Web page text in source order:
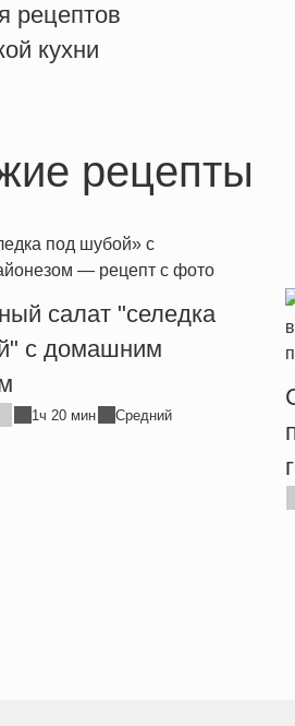
рецептов
кухни
рецепты
салат "селедка
с домашним
1ч 20 мин Средний